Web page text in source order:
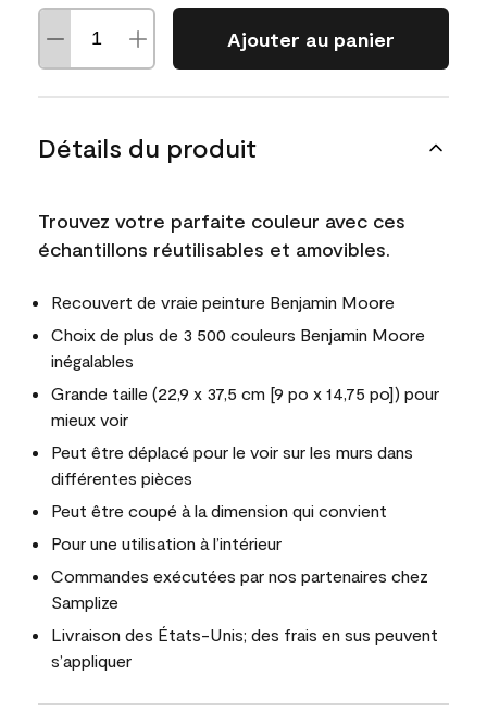
Ajouter au panier
Détails du produit
Trouvez votre parfaite couleur avec ces
échantillons réutilisables et amovibles.
Recouvert de vraie peinture Benjamin Moore
Choix de plus de 3 500 couleurs Benjamin Moore
inégalables
Grande taille (22,9 x 37,5 cm [9 po x 14,75 po]) pour
mieux voir
Peut être déplacé pour le voir sur les murs dans
différentes pièces
Peut être coupé à la dimension qui convient
Pour une utilisation à l’intérieur
Commandes exécutées par nos partenaires chez
Samplize
Livraison des États-Unis; des frais en sus peuvent
s’appliquer